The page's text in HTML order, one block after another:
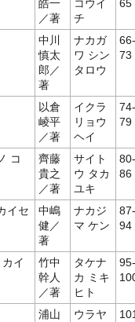
皓一
／著
コウイ
チ
65
中川
慎太
郎／
著
ナカガ
ワ シン
タロウ
66-
73
以倉
崚平
／著
イクラ
リョウ
ヘイ
74-
79
コ
齊藤
貴之
／著
サイト
ウ タカ
ユキ
80-
86
イセ
中嶋
健／
著
ナカジ
マ ケン
87-
94
イ
竹中
幹人
／著
タケナ
カ ミキ
ヒト
95-
浦山
ウラヤ